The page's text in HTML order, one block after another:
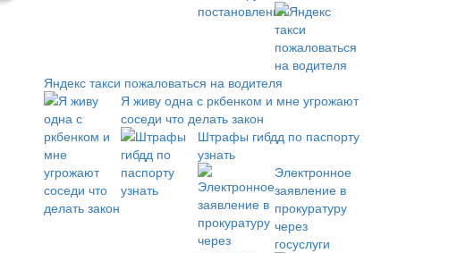
Яндекс такси пожаловаться на водителя
Я живу одна с ркбенком и мне угрожают
соседи что делать закон
Штрафы гибдд по паспорту
узнать
Электронное
заявление в
прокуратуру
через
госуслуги